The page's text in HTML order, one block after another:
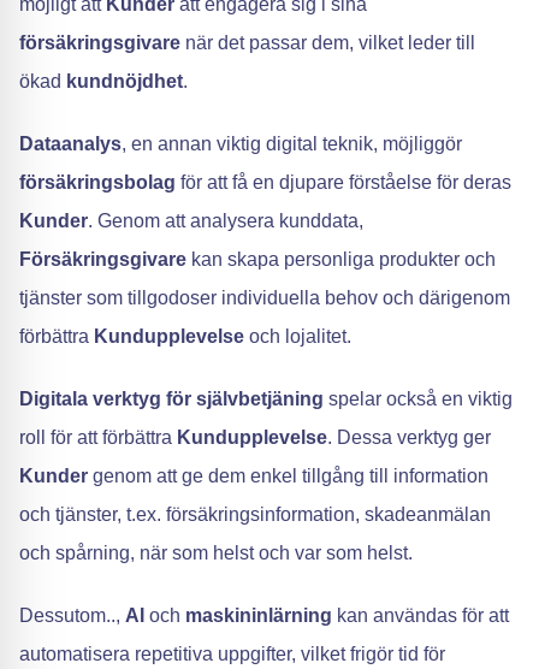
möjligt att Kunder att engagera sig i sina
försäkringsgivare när det passar dem, vilket leder till
ökad kundnöjdhet.
Dataanalys, en annan viktig digital teknik, möjliggör
försäkringsbolag för att få en djupare förståelse för deras
Kunder. Genom att analysera kunddata,
Försäkringsgivare kan skapa personliga produkter och
tjänster som tillgodoser individuella behov och därigenom
förbättra Kundupplevelse och lojalitet.
Digitala verktyg för självbetjäning spelar också en viktig
roll för att förbättra Kundupplevelse. Dessa verktyg ger
Kunder genom att ge dem enkel tillgång till information
och tjänster, t.ex. försäkringsinformation, skadeanmälan
och spårning, när som helst och var som helst.
Dessutom.., AI och maskininlärning kan användas för att
automatisera repetitiva uppgifter, vilket frigör tid för